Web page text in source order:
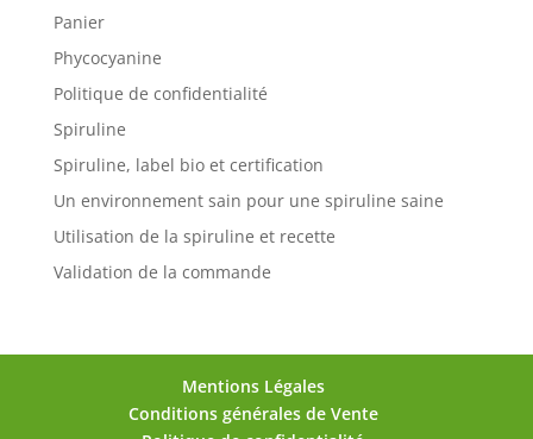
Panier
Phycocyanine
Politique de confidentialité
Spiruline
Spiruline, label bio et certification
Un environnement sain pour une spiruline saine
Utilisation de la spiruline et recette
Validation de la commande
Mentions Légales
Conditions générales de Vente